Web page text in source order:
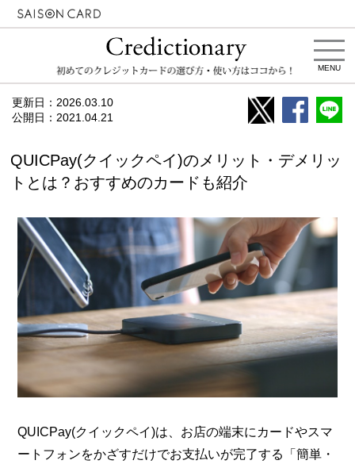
MENU
更新日： 2026.03.10
公開日： 2021.04.21
QUICPay(クイックペイ)のメリット・デメリッ
トとは？おすすめのカードも紹介
QUICPay(クイックペイ)は、お店の端末にカードやスマ
ートフォンをかざすだけでお支払いが完了する「簡単・